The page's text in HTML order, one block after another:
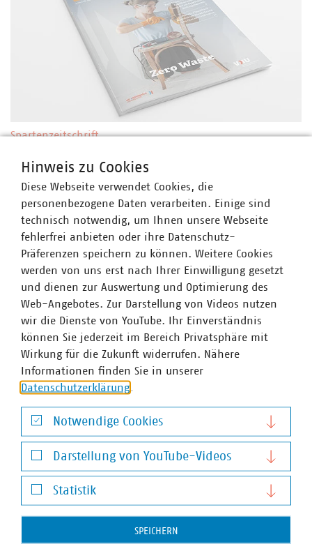
Spartenzeitschrift
Waste als kommunale Zukunftsaufgabe
Zero Waste bedeutet mehr als Abfallvermeidung:
Kommunale Unternehmen treiben den Wandel hin zu
einer echten Kreislaufwirtschaft voran. Mit innovativen
Projekten, neuen Kooperationen und praxisnahen
Lösungen zeigen Städte und Gemeinden, wie
Ressourcen…
©c_scharfsinn86_AdobeStock
Neues Förderprogramm für Ladeinfrastruktur
Hinweis zu Cookies
Diese Webseite verwendet Cookies, die
personenbezogene Daten verarbeiten. Einige sind
technisch notwendig, um Ihnen unsere Webseite
fehlerfrei anbieten oder ihre Datenschutz-
Präferenzen speichern zu können. Weitere Cookies
werden von uns erst nach Ihrer Einwilligung gesetzt
und dienen zur Auswertung und Optimierung des
Web-Angebotes. Zur Darstellung von Videos nutzen
wir die Dienste von YouTube. Ihr Einverständnis
können Sie jederzeit im Bereich Privatsphäre mit
Wirkung für die Zukunft widerrufen. Nähere
Informationen finden Sie in unserer
Datenschutzerklärung.
Notwendige Cookies
Notwendige Cookies
Darstellung von YouTube-Videos
Darstellung von YouTube-Videos
Statistik
Statistik
SPEICHERN